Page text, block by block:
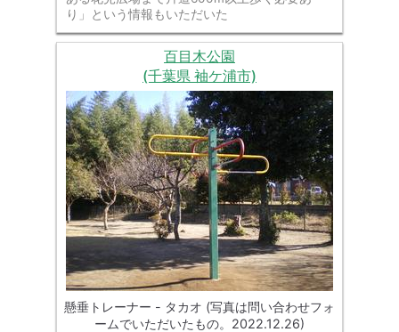
り」という情報もいただいた
百目木公園
(千葉県 袖ケ浦市)
懸垂トレーナー - タカオ (写真は問い合わせフォ
ームでいただいたもの。2022.12.26)